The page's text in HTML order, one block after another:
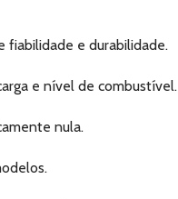
fiabilidade e durabilidade.
e nível de combustível.
nula.